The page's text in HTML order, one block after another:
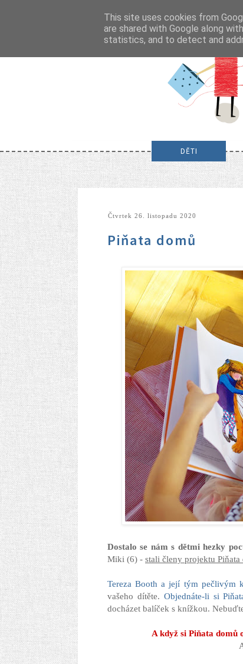
DĚTI
čtvrtek 26. listopadu 2020
Piňata domů
Dostalo se nám s dětmi hezky
Miki (6) - stali členy projektu
Tereza Booth a její tým pečlivým
vašeho dítěte. Objednáte-li si
docházet balíček s knížkou.
A když si Piňata domů
This site uses cookies from
are shared with Google along
statistics, and to detect and